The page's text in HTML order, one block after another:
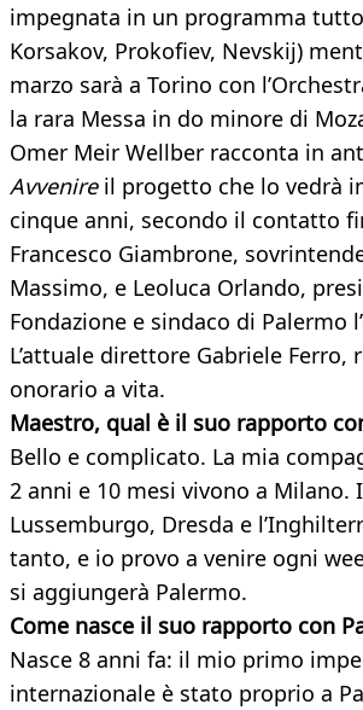
impegnata in un programma
Korsakov, Prokofiev, Nevskij)
marzo sarà a Torino con
la rara Messa in do minore di
Omer Meir Wellber racconta in
Avvenireil progetto che lo vedrà
cinque anni, secondo il contatto
Francesco Giambrone,
Massimo, e Leoluca Orlando,
Fondazione e sindaco di Palermo
L’attuale direttore Gabriele
onorario a vita.
Maestro, qual è il suo rapporto
Bello e complicato. La mia
2 anni e 10 mesi vivono a Milano.
Lussemburgo, Dresda e
tanto, e io provo a venire ogni
si aggiungerà Palermo.
Come nasce il suo rapporto con
Nasce 8 anni fa: il mio primo
internazionale è stato proprio a